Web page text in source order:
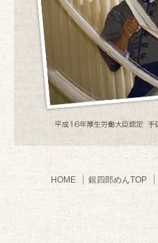
HOME 銀四郎めんTOP